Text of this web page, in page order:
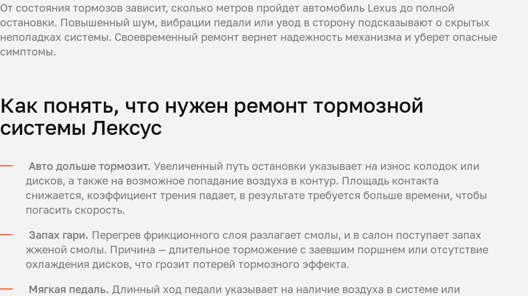
От состояния тормозов зависит, сколько метров пройдет автомобиль Lexus до полной
остановки. Повышенный шум, вибрации педали или увод в сторону подсказывают о скрытых
неполадках системы. Своевременный ремонт вернет надежность механизма и уберет опасные
симптомы.
Как понять, что нужен ремонт тормозной
системы Лексус
Авто дольше тормозит. Увеличенный путь остановки указывает на износ колодок или
дисков, а также на возможное попадание воздуха в контур. Площадь контакта
снижается, коэффициент трения падает, в результате требуется больше времени, чтобы
погасить скорость.
Запах гари. Перегрев фрикционного слоя разлагает смолы, и в салон поступает запах
жженой смолы. Причина — длительное торможение с заевшим поршнем или отсутствие
охлаждения дисков, что грозит потерей тормозного эффекта.
Мягкая педаль. Длинный ход педали указывает на наличие воздуха в системе или